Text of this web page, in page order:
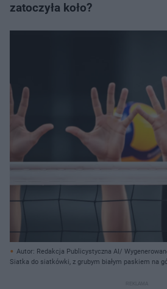
zatoczyła koło?
Autor: Redakcja Publicystyczna AI/
Siatka do siatkówki, z grubym białym paskiem na
widać cztery uniesione dłonie ludzkie, z otwartymi